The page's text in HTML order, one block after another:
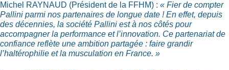
Michel RAYNAUD (Président de la FFHM) : « Fier de compter
Pallini parmi nos partenaires de longue date ! En effet, depuis
des décennies, la société Pallini est à nos côtés pour
accompagner la performance et l’innovation. Ce partenariat de
confiance reflète une ambition partagée : faire grandir
l’haltérophilie et la musculation en France. »